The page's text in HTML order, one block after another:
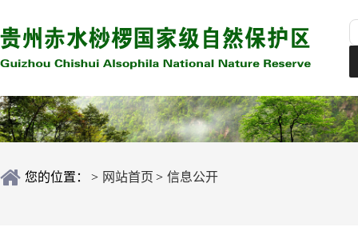
您的位置： > 网站首页 > 信息公开